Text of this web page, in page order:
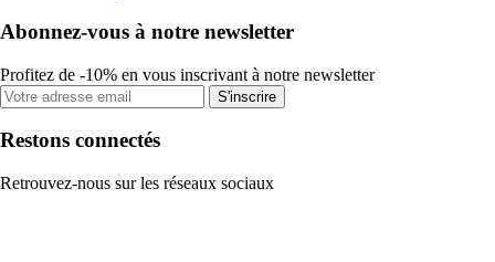
Abonnez-vous à notre newsletter
Profitez de -10% en vous inscrivant à notre newsletter
S'inscrire
Restons connectés
Retrouvez-nous sur les réseaux sociaux